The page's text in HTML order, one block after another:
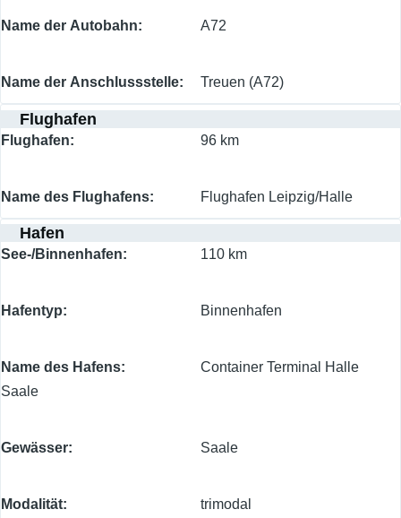
Name der Autobahn A72
Name der Anschlussstelle Treuen (A72)
Flughafen
Flughafen 96 km
Name des Flughafens Flughafen Leipzig/Halle
Hafen
See-/Binnenhafen 110 km
Hafentyp Binnenhafen
Name des Hafens
Container Terminal Halle
Saale
Gewässer Saale
Modalität trimodal